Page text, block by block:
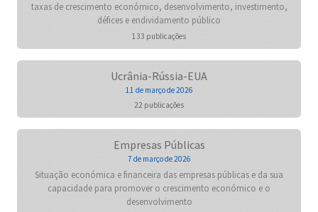
taxas de crescimento económico, desenvolvimento, investimento,
défices e endividamento público
133 publicações
Ucrânia-Rússia-EUA
11 de março de 2026
22 publicações
Empresas Públicas
7 de março de 2026
Situação económica e financeira das empresas públicas e da sua
capacidade para promover o crescimento económico e o
desenvolvimento